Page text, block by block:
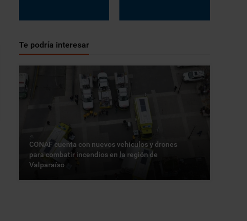
Te podría interesar
CONAF cuenta con nuevos vehículos y drones
para combatir incendios en la región de
Valparaíso